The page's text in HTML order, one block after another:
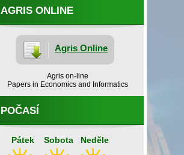
AGRIS ONLINE
Agris Online
Agris on-line
Papers in Economics and Informatics
POČASÍ
Pátek Sobota Neděle